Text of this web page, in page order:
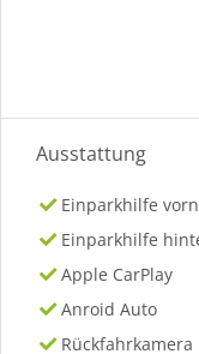
Ausstattung
Einparkhilfe
Einparkhilfe
Apple CarPlay
Anroid Auto
Rückfahrkamera